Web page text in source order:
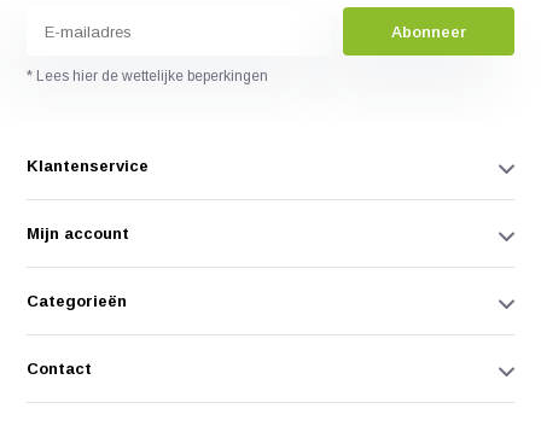
Abonneer
* Lees hier de wettelijke beperkingen
Klantenservice
Mijn account
Categorieën
Contact